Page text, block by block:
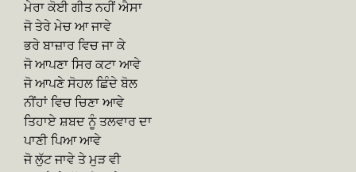
ਮੇਰਾ ਕੋਈ ਗੀਤ ਨਹੀਂ ਐਸਾ
ਜੋ ਤੇਰੇ ਮੇਚ ਆ ਜਾਵੇ
ਭਰੇ ਬਾਜ਼ਾਰ ਵਿਚ ਜਾ ਕੇ
ਜੋ ਆਪਣਾ ਸਿਰ ਕਟਾ ਆਵੇ
ਜੋ ਆਪਣੇ ਸੋਹਲ ਛਿੰਦੇ ਬੋਲ
ਨੀਂਹਾਂ ਵਿਚ ਚਿਣਾ ਆਵੇ
ਤਿਹਾਏ ਸ਼ਬਦ ਨੂੰ ਤਲਵਾਰ ਦਾ
ਪਾਣੀ ਪਿਆ ਆਵੇ
ਜੋ ਲੁੱਟ ਜਾਵੇ ਤੇ ਮੁੜ ਵੀ